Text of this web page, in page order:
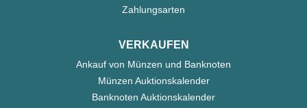
Zahlungsarten
VERKAUFEN
Ankauf von Münzen und Banknoten
Münzen Auktionskalender
Banknoten Auktionskalender